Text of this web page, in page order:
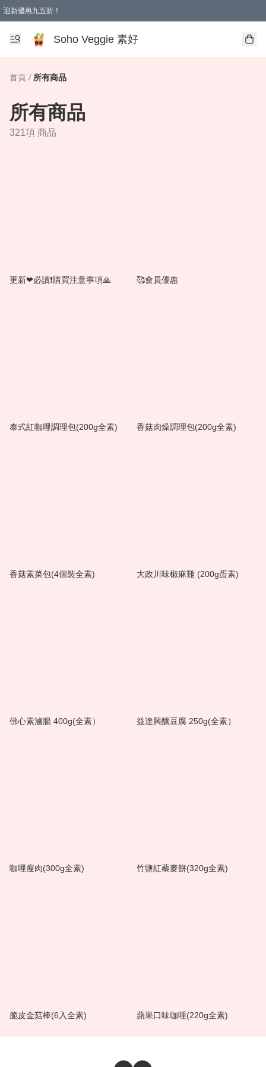
迎新優惠九五折！
Soho Veggie 素好
首頁 / 所有商品
所有商品
321項 商品
更新❤必讀❗購買注意事項🙏 🥰會員優惠
泰式紅咖哩調理包(200g全素) 香菇肉燥調理包(200g全素)
香菇素菜包(4個裝全素) 大政川味椒麻雞 (200g蛋素)
佛心素滷腸 400g(全素） 益達興釀豆腐 250g(全素）
咖哩瘦肉(300g全素) 竹鹽紅藜麥餅(320g全素)
脆皮金菇棒(6入全素) 蘋果口味咖哩(220g全素)